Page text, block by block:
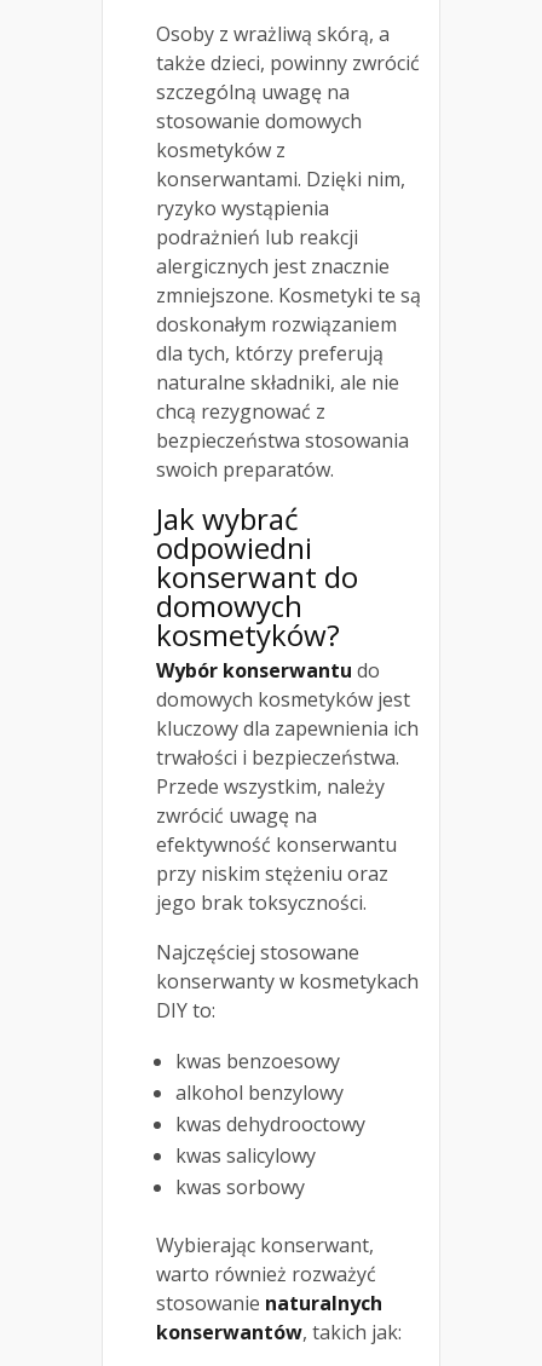
Osoby z wrażliwą skórą, a
także dzieci, powinny zwrócić
szczególną uwagę na
stosowanie domowych
kosmetyków z
konserwantami. Dzięki nim,
ryzyko wystąpienia
podrażnień lub reakcji
alergicznych jest znacznie
zmniejszone. Kosmetyki te są
doskonałym rozwiązaniem
dla tych, którzy preferują
naturalne składniki, ale nie
chcą rezygnować z
bezpieczeństwa stosowania
swoich preparatów.
Jak wybrać
odpowiedni
konserwant do
domowych
kosmetyków?
Wybór konserwantu do
domowych kosmetyków jest
kluczowy dla zapewnienia ich
trwałości i bezpieczeństwa.
Przede wszystkim, należy
zwrócić uwagę na
efektywność konserwantu
przy niskim stężeniu oraz
jego brak toksyczności.
Najczęściej stosowane
konserwanty w kosmetykach
DIY to:
kwas benzoesowy
alkohol benzylowy
kwas dehydrooctowy
kwas salicylowy
kwas sorbowy
Wybierając konserwant,
warto również rozważyć
stosowanie naturalnych
konserwantów, takich jak: